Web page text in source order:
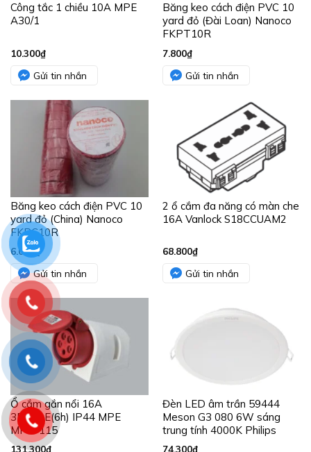
Công tắc 1 chiều 10A MPE
A30/1
10.300₫
Gửi tin nhắn
Băng keo cách điện PVC 10
yard đỏ (Đài Loan) Nanoco
FKPT10R
7.800₫
Gửi tin nhắn
Băng keo cách điện PVC 10
yard đỏ (China) Nanoco
FKPC10R
6.000₫
Gửi tin nhắn
2 ổ cắm đa năng có màn che
16A Vanlock S18CCUAM2
68.800₫
Gửi tin nhắn
Ổ cắm gắn nổi 16A
3P+N+E(6h) IP44 MPE
MPN-115
131.300₫
Đèn LED âm trần 59444
Meson G3 080 6W sáng
trung tính 4000K Philips
74.300₫